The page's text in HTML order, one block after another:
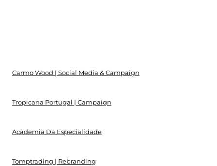
Carmo Wood | Social Media & Campaign
Tropicana Portugal | Campaign
Academia Da Especialidade
Tomptrading | Rebranding